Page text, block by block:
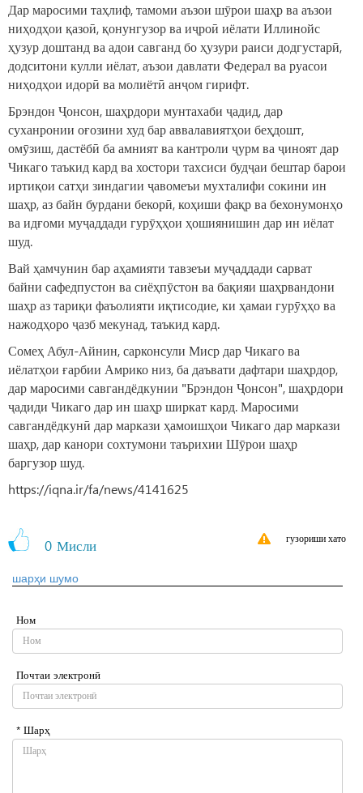
Дар маросими таҳлиф, тамоми аъзои шӯрои шаҳр ва аъзои
ниҳодҳои қазоӣ, қонунгузор ва иҷроӣ иёлати Иллинойс
ҳузур доштанд ва адои савганд бо ҳузури раиси додгустарӣ,
додситони кулли иёлат, аъзои давлати Федерал ва руасои
ниҳодҳои идорӣ ва молиётӣ анҷом гирифт.
Брэндон Ҷонсон, шаҳрдори мунтахаби ҷадид, дар
суханронии оғозини худ бар аввалавиятҳои беҳдошт,
омӯзиш, дастёбӣ ба амният ва кантроли ҷурм ва ҷиноят дар
Чикаго таъкид кард ва хостори тахсиси будҷаи бештар барои
иртиқои сатҳи зиндагии ҷавомеъи мухталифи сокини ин
шаҳр, аз байн бурдани бекорӣ, коҳиши фақр ва бехонумонҳо
ва идғоми муҷаддади гурӯҳҳои ҳошиянишин дар ин иёлат
шуд.
Вай ҳамчунин бар аҳамияти тавзеъи муҷаддади сарват
байни сафедпустон ва сиёҳпӯстон ва бақияи шаҳрвандони
шаҳр аз тариқи фаъолияти иқтисодие, ки ҳамаи гурӯҳҳо ва
нажодҳоро ҷазб мекунад, таъкид кард.
Сомеҳ Абул-Айнин, сарконсули Миср дар Чикаго ва
иёлатҳои ғарбии Амрико низ, ба даъвати дафтари шаҳрдор,
дар маросими савгандёдкунии "Брэндон Ҷонсон", шаҳрдори
ҷадиди Чикаго дар ин шаҳр ширкат кард. Маросими
савгандёдкунӣ дар маркази ҳамоишҳои Чикаго дар маркази
шаҳр, дар канори сохтумони таърихии Шӯрои шаҳр
баргузор шуд.
https://iqna.ir/fa/news/4141625
0 Мисли гузориши хато
шарҳи шумо
Ном
Почтаи электронӣ
* Шарҳ